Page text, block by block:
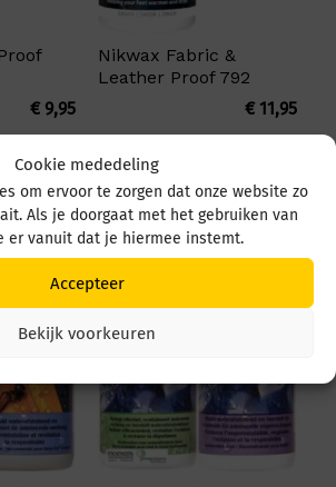
Cookie mededeling
om ervoor te zorgen dat onze website zo
Als je doorgaat met het gebruiken van
er vanuit dat je hiermee instemt.
Accepteer
Bekijk voorkeuren
€9,95
Nikwax Fabric &
Leather Proof 792
€11,95